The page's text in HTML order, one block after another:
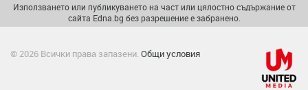
Използването или публикуването на част или цялостно съдържание от
сайта Edna.bg без разрешение е забранено.
© 2026 Всички права запазени. Общи условия